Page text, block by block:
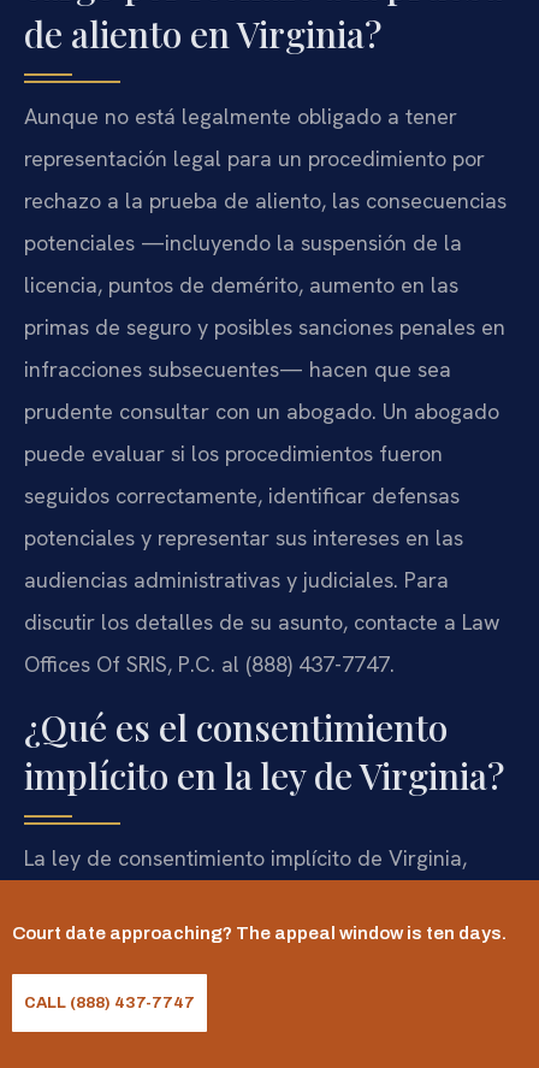
de aliento en Virginia?
Aunque no está legalmente obligado a tener
representación legal para un procedimiento por
rechazo a la prueba de aliento, las consecuencias
potenciales —incluyendo la suspensión de la
licencia, puntos de demérito, aumento en las
primas de seguro y posibles sanciones penales en
infracciones subsecuentes— hacen que sea
prudente consultar con un abogado. Un abogado
puede evaluar si los procedimientos fueron
seguidos correctamente, identificar defensas
potenciales y representar sus intereses en las
audiencias administrativas y judiciales. Para
discutir los detalles de su asunto, contacte a Law
Offices Of SRIS, P.C. al (888) 437-7747.
¿Qué es el consentimiento
implícito en la ley de Virginia?
La ley de consentimiento implícito de Virginia,
que cualquier persona que opera un vehículo
motorizado en las vías públicas del Estado Libre
Asociado de Virginia ha consentido implícitamente
Court date approaching? The appeal window is ten days.
CALL (888) 437-7747